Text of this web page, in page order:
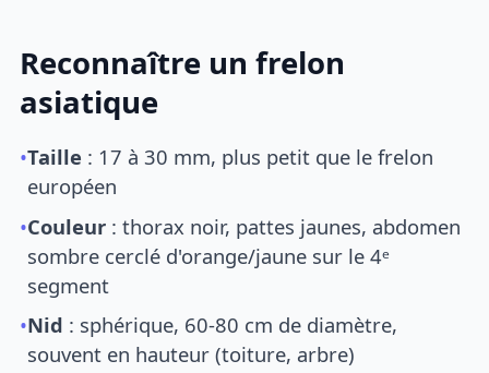
Reconnaître un frelon
asiatique
•Taille : 17 à 30 mm, plus petit que le frelon
européen
•Couleur : thorax noir, pattes jaunes, abdomen
sombre cerclé d'orange/jaune sur le 4ᵉ
segment
•Nid : sphérique, 60-80 cm de diamètre,
souvent en hauteur (toiture, arbre)